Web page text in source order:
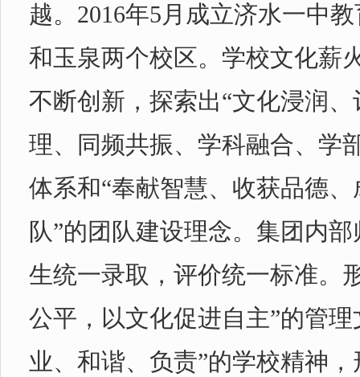
越。 2016年5月成立济水一中
和玉泉两个校区。学校文化薪
不断创新，探索出“文化浸润
理、同频共振、学科融合、学
体系和“奉献智慧、收获品德
队”的团队建设理念。集团内
生统一录取，评价统一标准。
公平，以文化促进自主”的管
业、和谐、负责”的学校精神